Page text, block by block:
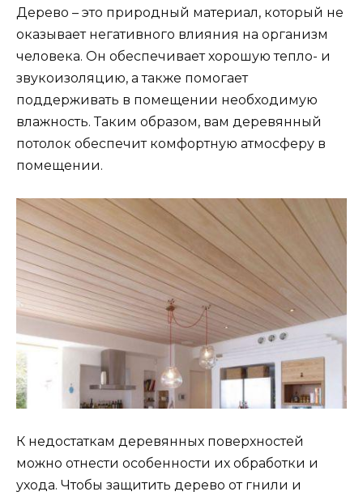
Дерево – это природный материал, который не
оказывает негативного влияния на организм
человека. Он обеспечивает хорошую тепло- и
звукоизоляцию, а также помогает
поддерживать в помещении необходимую
влажность. Таким образом, вам деревянный
потолок обеспечит комфортную атмосферу в
помещении.
К недостаткам деревянных поверхностей
можно отнести особенности их обработки и
ухода. Чтобы защитить дерево от гнили и